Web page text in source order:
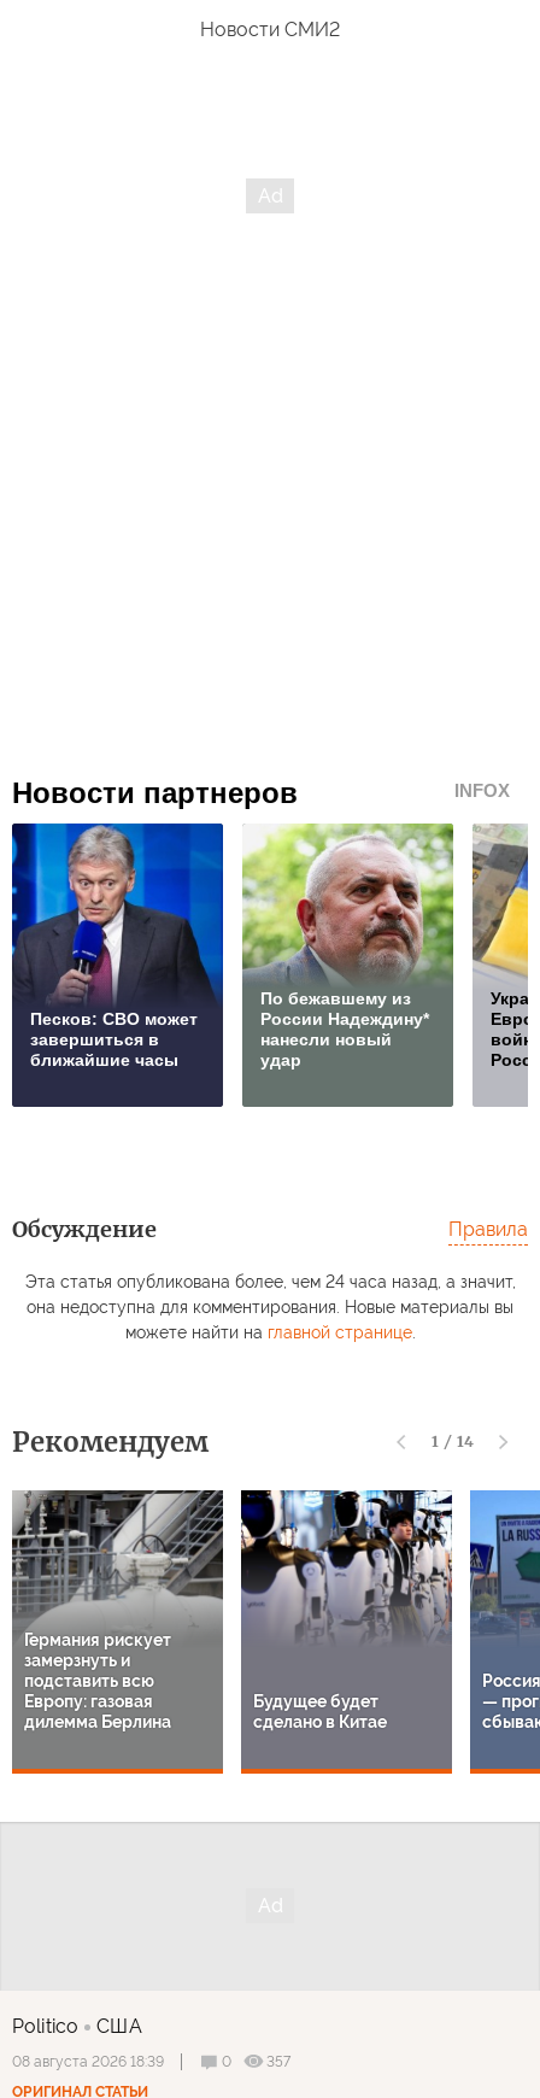
Новости СМИ2
Новости партнеров INFOX
Песков: СВО может
завершиться в
ближайшие часы
По бежавшему из
России Надеждину*
нанесли новый
удар
Обсуждение Правила
Эта статья опубликована более, чем 24 часа назад, а значит,
она недоступна для комментирования. Новые материалы вы
можете найти на главной странице.
Рекомендуем 1 / 14
Германия рискует
замерзнуть и
подставить всю
Европу: газовая
дилемма Берлина
Будущее будет
сделано в Китае
—
Politico США
08 августа 2026 18:39 0
357
ОРИГИНАЛ СТАТЬИ